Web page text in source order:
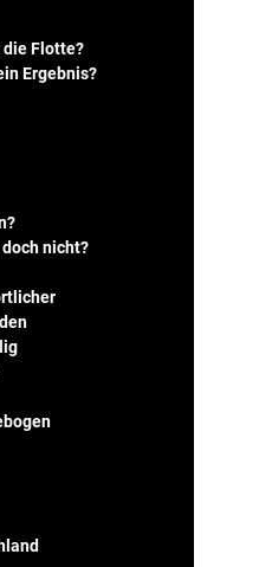
die Flotte?
Ergebnis?
nicht?